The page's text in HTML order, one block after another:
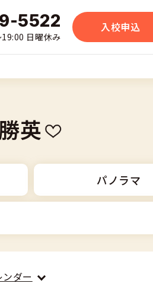
5522
日曜休み
入校申込
英
パノラマ
ダー